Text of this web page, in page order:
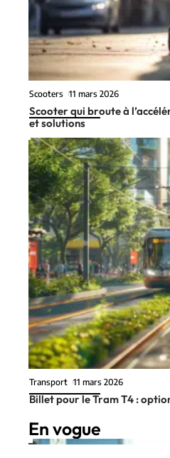
Scooters 11 mars 2026
Scooter qui broute à
et solutions
Transport 11 mars 2026
Billet pour le Tram T4 :
En vogue